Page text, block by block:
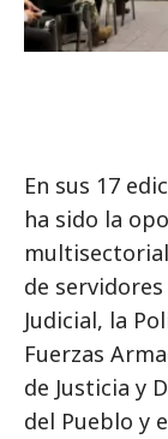
En sus 17
ha sido la
de
Judicial, la
Fuerzas
de Justicia y
del Pueblo y